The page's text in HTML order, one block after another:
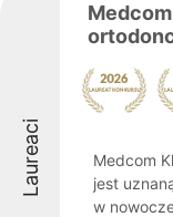
Laureaci
Medcom
jest
w